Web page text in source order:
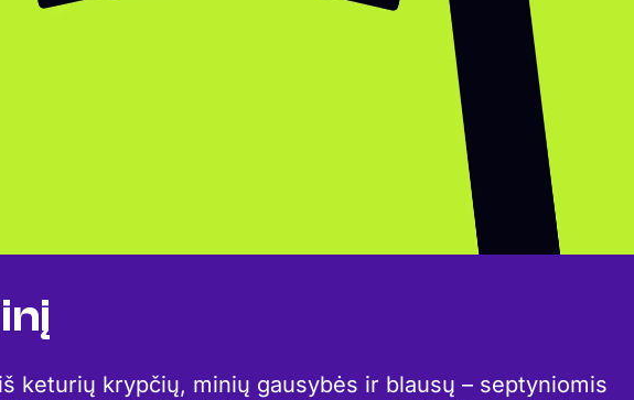
keturių krypčių, minių gausybės ir blausų – septyniomis